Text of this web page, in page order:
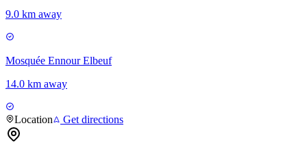
9.0 km away
Mosquée Ennour Elbeuf
14.0 km away
Location Get directions